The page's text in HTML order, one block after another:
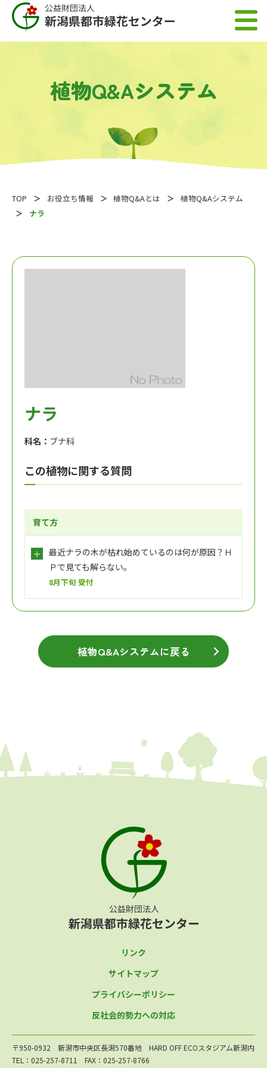
植物Q&Aシステム
TOP お役立ち情報 植物Q&Aとは
植物Q&Aシステム
ナラ
ナラ
科名： ブナ科
この植物に関する質問
育て方
最近ナラの木が枯れ始めているのは何が原因？Ｈ
Ｐで見ても解らない。
8月下旬 受付
植物Q&Aシステムに戻る
リンク
サイトマップ
プライバシーポリシー
反社会的勢力への対応
〒950-0932 新潟市中央区長潟570番地 HARD OFF ECOスタジアム新潟内
TEL：025-257-8711 FAX：025-257-8766